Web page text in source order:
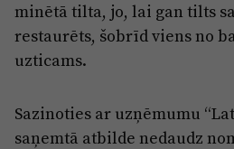
minētā tilta, jo, lai gan tilts
restaurēts, šobrīd viens no
uzticams.
Sazinoties ar uzņēmumu
saņemtā atbilde nedaudz